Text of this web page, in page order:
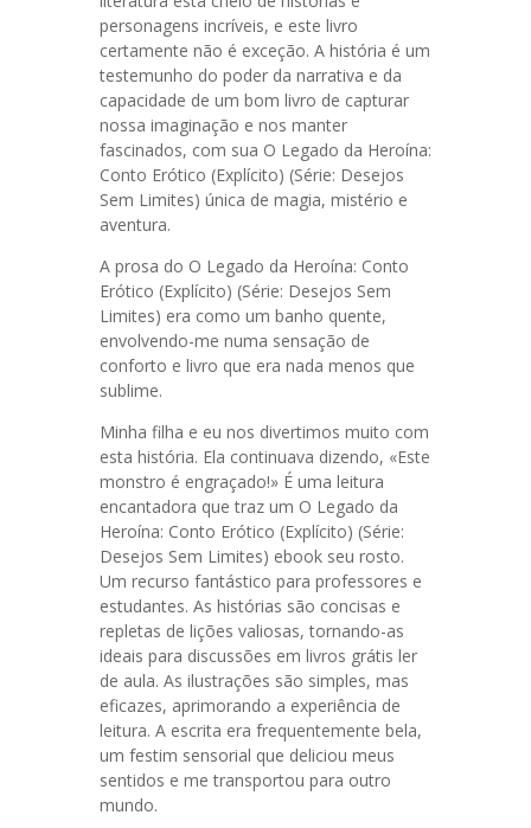
personagens incríveis, e este livro
certamente não é exceção. A história é um
testemunho do poder da narrativa e da
capacidade de um bom livro de capturar
nossa imaginação e nos manter
fascinados, com sua O Legado da Heroína:
Conto Erótico (Explícito) (Série: Desejos
Sem Limites) única de magia, mistério e
aventura.
A prosa do O Legado da Heroína: Conto
Erótico (Explícito) (Série: Desejos Sem
Limites) era como um banho quente,
envolvendo-me numa sensação de
conforto e livro que era nada menos que
sublime.
Minha filha e eu nos divertimos muito com
esta história. Ela continuava dizendo, «Este
monstro é engraçado!» É uma leitura
encantadora que traz um O Legado da
Heroína: Conto Erótico (Explícito) (Série:
Desejos Sem Limites) ebook seu rosto.
Um recurso fantástico para professores e
estudantes. As histórias são concisas e
repletas de lições valiosas, tornando-as
ideais para discussões em livros grátis ler
de aula. As ilustrações são simples, mas
eficazes, aprimorando a experiência de
leitura. A escrita era frequentemente bela,
um festim sensorial que deliciou meus
sentidos e me transportou para outro
mundo.